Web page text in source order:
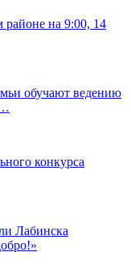
на 9:00, 14
обучают ведению
конкурса
Лабинска